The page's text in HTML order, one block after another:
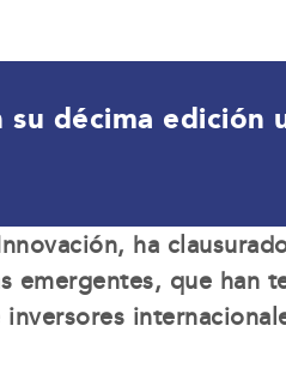
décima
ha
emergentes, que han